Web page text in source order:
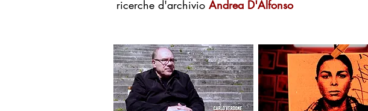
ricerche d'archivio Andrea D'Alfonso